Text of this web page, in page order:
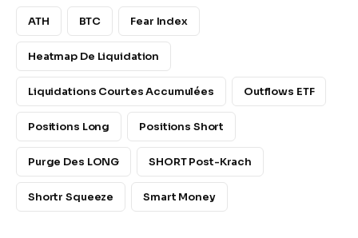
ATH BTC Fear Index
Heatmap De Liquidation
Liquidations Courtes Accumulées Outflows ETF
Positions Long Positions Short
Purge Des LONG SHORT Post-Krach
Shortr Squeeze Smart Money